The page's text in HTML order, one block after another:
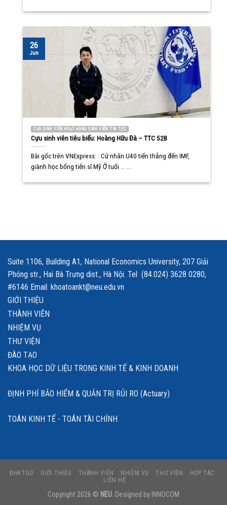
CỰU SINH VIÊN HOẠT ĐỘNG SINH VIÊN TIN TỨC
Cựu sinh viên tiêu biểu: Hoàng Hữu Đà – TTC 52B
Bài gốc trên VNExpress: : Cử nhân U40 tiến thẳng đến IMF,
giành học bổng tiến sĩ Mỹ Ở tuổi ... ...
26
Jun
Suite 1106, Building A1, National Economics University, 207 Giải
Phóng str., Hai Bà Trưng dist., Hà Nội. Tel (84.024) 3628 0280,
#6146 Email: khoatoankt@neu.edu.vn
GIỚI THIỆU
THÀNH VIÊN
NHIỆM VỤ
THƯ VIỆN
ĐÀO TẠO
KHOA HỌC DỮ LIỆU TRONG KINH TẾ & KINH DOANH
ĐỊNH PHÍ BẢO HIỂM & QUẢN TRỊ RỦI RO (Actuary)
TOÁN KINH TẾ - TOÁN TÀI CHÍNH
ĐHKTQD GIỚI THIỆU THÀNH VIÊN NHIỆM VỤ THƯ VIỆN
HỢP TÁC
LIÊN HỆ
Copyright 2026 © NEU. Designed by INNOCOM